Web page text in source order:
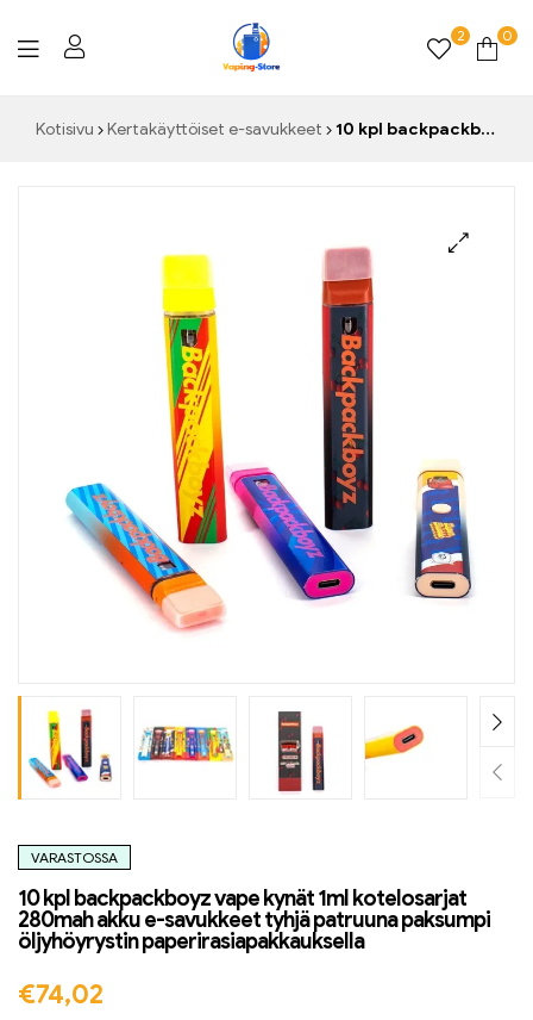
2 0
Kotisivu Kertakäyttöiset e-savukkeet 10 kpl backpackboyz vape kynät 1ml kotelosarjat 280mah akku e-savukkeet tyhjä patruuna paksumpi öljyhöyrystin paperirasiapakkauksella
VARASTOSSA
10 kpl backpackboyz vape kynät 1ml kotelosarjat
280mah akku e-savukkeet tyhjä patruuna paksumpi
öljyhöyrystin paperirasiapakkauksella
€74,02